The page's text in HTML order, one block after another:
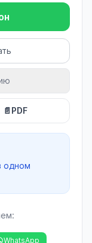
📄 PDF
одном
WhatsApp